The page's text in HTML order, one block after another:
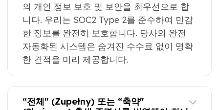
의 개인 정보 보호 및 보안을 최우선으로 합
니다. 우리는 SOC2 Type 2를 준수하여 민감
한 정보를 완전히 보호합니다. 당사의 완전
자동화된 시스템은 숨겨진 수수료 없이 명확
한 견적을 미리 제공합니다.
“전체" (Zupełny) 또는 “축약"